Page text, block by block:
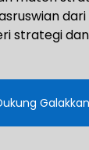
strategi